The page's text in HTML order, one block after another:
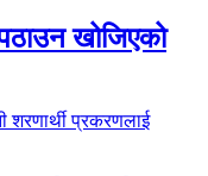
खोजिएको